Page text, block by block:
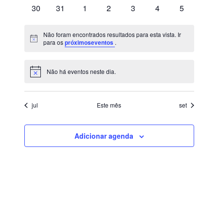
Eventos
30
31 1 2 3 4 5
Notice
Não foram encontrados resultados para esta vista. Ir
para ospróximoseventos .
Notice Não há eventos neste dia.
jul Este mês set
Adicionar agenda
Vamos virar o jogo na Saúde Corporativa?
23 de junho de 2020
CURTA NOSSA PÁGINA: